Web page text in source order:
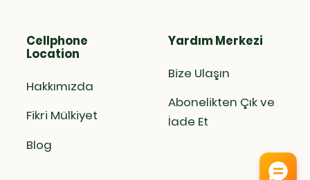
Cellphone
Location
Hakkımızda
Fikri Mülkiyet
Blog
Yardım Merkezi
Bize Ulaşın
Abonelikten Çık ve
İade Et